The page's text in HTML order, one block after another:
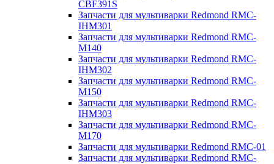
CBF391S
Запчасти для мультиварки Redmond RMC-
IHM301
Запчасти для мультиварки Redmond RMC-
M140
Запчасти для мультиварки Redmond RMC-
IHM302
Запчасти для мультиварки Redmond RMC-
M150
Запчасти для мультиварки Redmond RMC-
IHM303
Запчасти для мультиварки Redmond RMC-
M170
Запчасти для мультиварки Redmond RMC-01
Запчасти для мультиварки Redmond RMC-